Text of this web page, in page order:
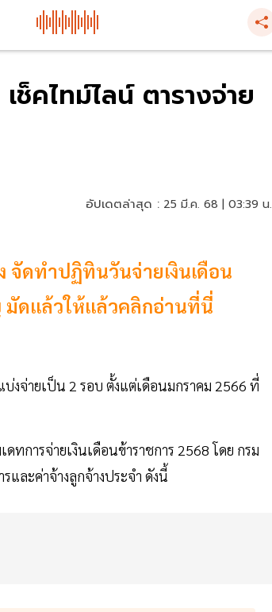
ช็คไทม์ไลน์ ตารางจ่าย
อัปเดตล่าสุด : 25 มี.ค. 68 | 03:39 น.
จัดทำปฏิทินวันจ่ายเงินเดือน
มัดแล้วให้แล้วคลิกอ่านที่นี่
บ่งจ่ายเป็น 2 รอบ ตั้งแต่เดือนมกราคม 2566 ที่
ทการจ่ายเงินเดือนข้าราชการ 2568 โดย กรม
และค่าจ้างลูกจ้างประจำ ดังนี้